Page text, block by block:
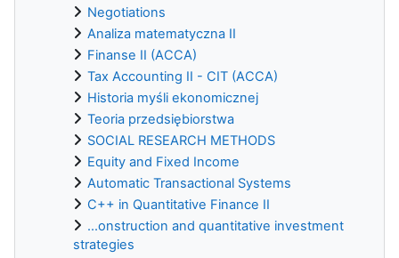
Negotiations
Analiza matematyczna II
Finanse II (ACCA)
Tax Accounting II - CIT (ACCA)
Historia myśli ekonomicznej
Teoria przedsiębiorstwa
SOCIAL RESEARCH METHODS
Equity and Fixed Income
Automatic Transactional Systems
C++ in Quantitative Finance II
...onstruction and quantitative investment
strategies